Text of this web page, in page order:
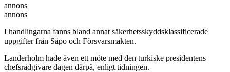
annons
annons
I handlingarna fanns bland annat säkerhetsskyddsklassificerade
uppgifter från Säpo och Försvarsmakten.
Landerholm hade även ett möte med den turkiske presidentens
chefsrådgivare dagen därpå, enligt tidningen.